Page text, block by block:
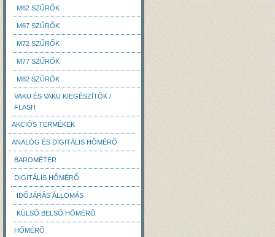
M62 SZŰRŐK
M67 SZŰRŐK
M72 SZŰRŐK
M77 SZŰRŐK
M82 SZŰRŐK
VAKU ÉS VAKU KIEGÉSZÍTŐK /
FLASH
AKCIÓS TERMÉKEK
ANALÓG ÉS DIGITÁLIS HŐMÉRŐ
BAROMÉTER
DIGITÁLIS HŐMÉRŐ
IDŐJÁRÁS ÁLLOMÁS
KÜLSŐ BELSŐ HŐMÉRŐ
HŐMÉRŐ